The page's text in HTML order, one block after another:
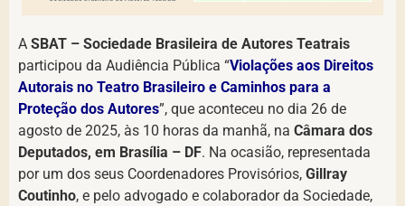
A SBAT – Sociedade Brasileira de Autores Teatrais
participou da Audiência Pública “Violações aos Direitos
Autorais no Teatro Brasileiro e Caminhos para a
Proteção dos Autores”, que aconteceu no dia 26 de
agosto de 2025, às 10 horas da manhã, na Câmara dos
Deputados, em Brasília – DF. Na ocasião, representada
por um dos seus Coordenadores Provisórios, Gillray
Coutinho, e pelo advogado e colaborador da Sociedade,